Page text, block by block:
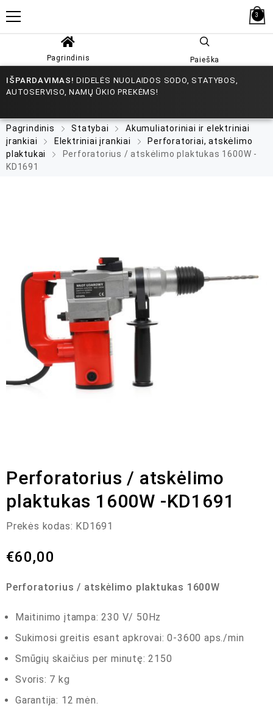
3
Pagrindinis Paieška
IŠPARDAVIMAS! DIDELĖS NUOLAIDOS SODO, STATYBOS,
AUTOSERVISO, NAMŲ ŪKIO PREKĖMS!
Pagrindinis Statybai
Akumuliatoriniai ir elektriniai
įrankiai
Elektriniai įrankiai
Perforatoriai, atskėlimo
plaktukai
Perforatorius / atskėlimo plaktukas 1600W -
KD1691
Perforatorius / atskėlimo
plaktukas 1600W -KD1691
Prekės kodas: KD1691
€60,00
Perforatorius / atskėlimo plaktukas 1600W
Maitinimo įtampa: 230 V/ 50Hz
Sukimosi greitis esant apkrovai: 0-3600 aps./min
Smūgių skaičius per minutę: 2150
Svoris: 7 kg
Garantija: 12 mėn.